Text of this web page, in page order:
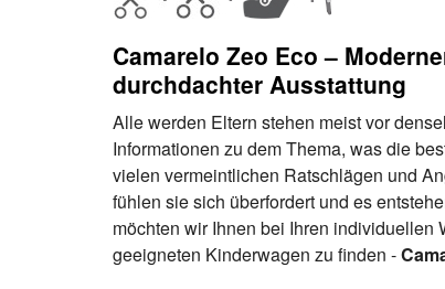
Camarelo Zeo Eco –
durchdachter Ausstattung
Alle werden Eltern stehen meist vor
Informationen zu dem Thema, was die
vielen vermeintlichen Ratschlägen und
fühlen sie sich überfordert und es
möchten wir Ihnen bei Ihren individuellen
geeigneten Kinderwagen zu finden -